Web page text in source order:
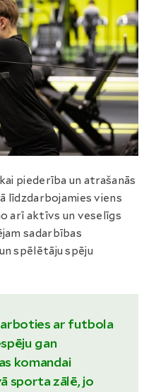
piederība un atrašanās
līdzdarbojamies viens
arī aktīvs un veselīgs
sadarbības
spēlētāju spēju
ar futbola
gan
komandai
sporta zālē, jo